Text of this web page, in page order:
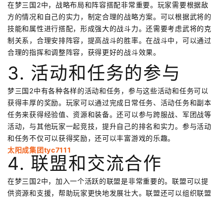
在梦三国2中，战略布局和阵容搭配非常重要。玩家需要根据敌
方的情况和自己的实力，制定合理的战略方案。可以根据武将的
技能和属性进行搭配，形成强大的战斗力。还需要考虑武将的克
制关系，合理安排阵容，提高战斗的胜率。在战斗中，可以通过
合理的指挥和调整阵容，获得更好的战斗效果。
3. 活动和任务的参与
梦三国2中有各种各样的活动和任务，参与这些活动和任务可以
获得丰厚的奖励。玩家可以通过完成日常任务、活动任务和副本
任务来获得经验值、资源和装备。还可以参与跨服战、军团战等
活动，与其他玩家一起竞技，提升自己的排名和实力。参与活动
和任务不仅可以获得奖励，还可以丰富游戏的乐趣。
太阳成集团tyc7111
4. 联盟和交流合作
在梦三国2中，加入一个活跃的联盟是非常重要的。联盟可以提
供资源和支援，帮助玩家更快地发展壮大。联盟还可以组织联盟